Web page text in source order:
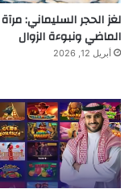
لغز الحجر السليماني: مرآة
الماضي ونبوءة الزوال
أبريل 12, 2026